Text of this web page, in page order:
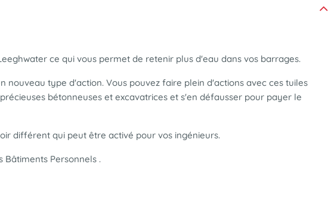
ce qui vous permet de retenir plus d'eau dans vos barrages.
nouveau type d'action. Vous pouvez faire plein d'actions avec ces tuiles
bétonneuses et excavatrices et s'en défausser pour payer le
différent qui peut être activé pour vos ingénieurs.
Personnels .